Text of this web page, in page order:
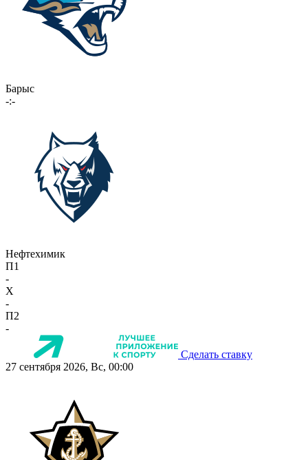
Барыс
-:-
Нефтехимик
П1
-
X
-
П2
-
Сделать ставку
27 сентября 2026, Вс, 00:00